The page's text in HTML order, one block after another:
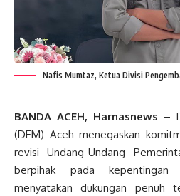
Nafis Mumtaz, Ketua Divisi
BANDA ACEH, Harnasnews –
(DEM) Aceh menegaskan
revisi Undang-Undang
berpihak pada
menyatakan dukungan penuh